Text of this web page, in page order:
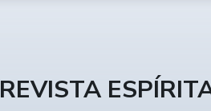
REVISTA